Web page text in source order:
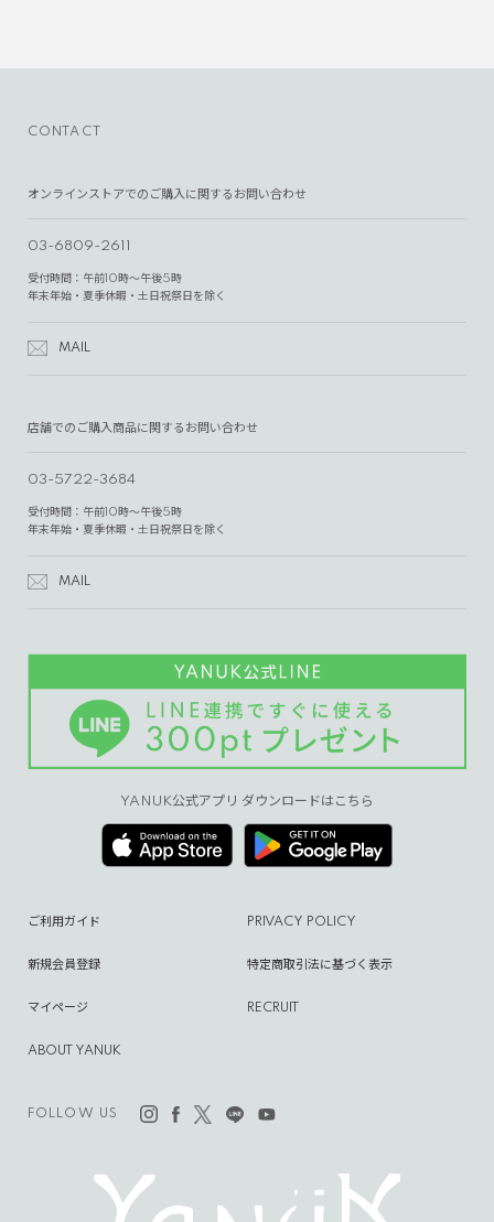
CONTACT
オンラインストアでのご購入に関するお問い合わせ
03-6809-2611
受付時間：午前10時～午後5時
年末年始・夏季休暇・土日祝祭日を除く
MAIL
店舗でのご購入商品に関するお問い合わせ
03-5722-3684
受付時間：午前10時～午後5時
年末年始・夏季休暇・土日祝祭日を除く
MAIL
YANUK公式アプリ ダウンロードはこちら
FOLLOW US
ご利用ガイド PRIVACY POLICY
新規会員登録 特定商取引法に基づく表示
マイページ RECRUIT
ABOUT YANUK